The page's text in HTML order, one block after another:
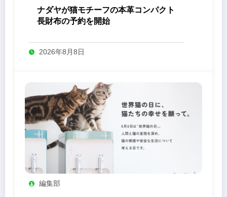
ナダヤが猫モチーフの本革コンパクト
長財布の予約を開始
2026年8月8日
編集部